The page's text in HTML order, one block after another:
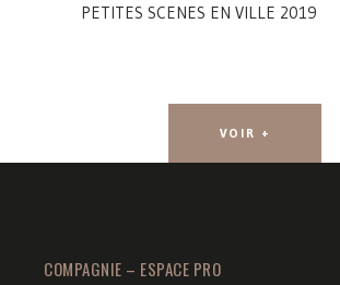
PETITES SCENES EN VILLE 2019
VOIR +
COMPAGNIE – ESPACE PRO